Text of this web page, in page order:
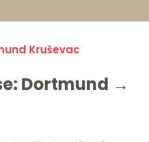
Kruševac
Dortmund →